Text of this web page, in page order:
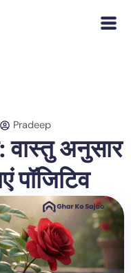
Pradeep
अनुसार
पॉजिटिव